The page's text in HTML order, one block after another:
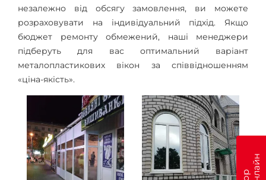
незалежно від обсягу замовлення, ви можете
розраховувати на індивідуальний підхід. Якщо
бюджет ремонту обмежений, наші менеджери
підберуть для вас оптимальний варіант
металопластикових вікон за співвідношенням
«ціна-якість».